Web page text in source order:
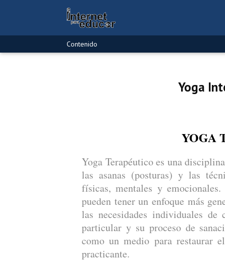
Contenido
Yoga
YOGA
Yoga Terapéutico es una
las asanas (posturas) y las
físicas, mentales y
pueden tener un enfoque más
las necesidades individuales de
particular y su proceso de
como un medio para restaurar
practicante.